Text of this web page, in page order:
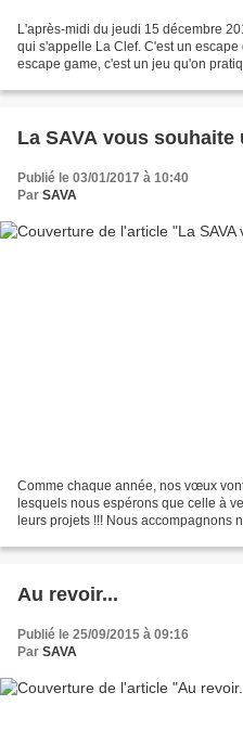
L'après-midi du jeudi 15 décembre
qui s'appelle La Clef. C'est un
escape game, c'est un jeu qu'on
La SAVA vous souhaite
Publié le 03/01/2017 à 10:40
Par SAVA
Comme chaque année, nos vœux
lesquels nous espérons que celle à
leurs projets !!! Nous accompagnons
Au revoir...
Publié le 25/09/2015 à 09:16
Par SAVA